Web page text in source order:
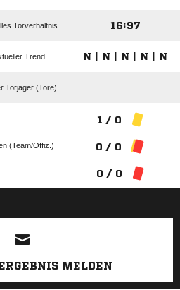
Torverhältnis 16:97
Trend N | N | N | N | N
Torjäger (Tore)
(Team/Offiz.)
1 / 0
0 / 0
0 / 0
ANZEIGE
MELDEN